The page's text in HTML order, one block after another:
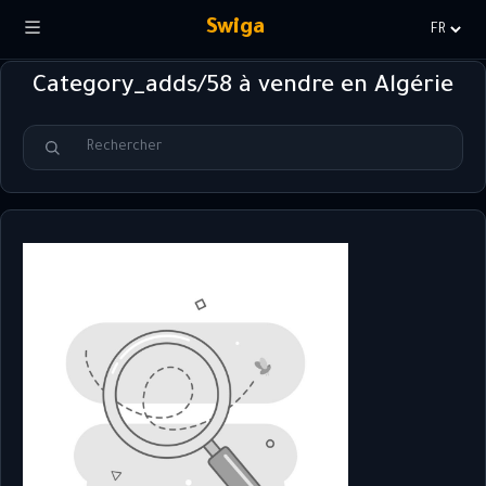
Swiga
la
langue
Category_adds/58 à vendre en Algérie